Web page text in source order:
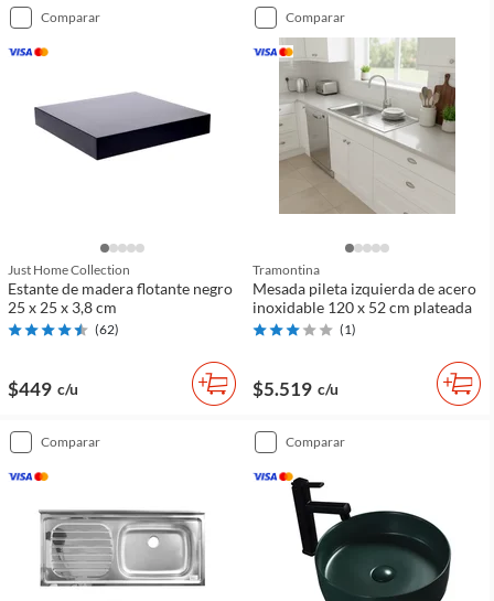
comparar
Just Home Collection
Estante de madera flotante negro
25 x 25 x 3,8 cm
(62)
$449 c/u
comparar
Tramontina
Mesada pileta izquierda de acero
inoxidable 120 x 52 cm plateada
(1)
$5.519 c/u
comparar comparar